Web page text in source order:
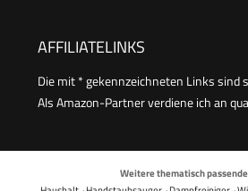
AFFILIATELINKS
Die mit * gekennzeichneten Links sind
Als Amazon-Partner verdiene ich an
Weitere thematisch